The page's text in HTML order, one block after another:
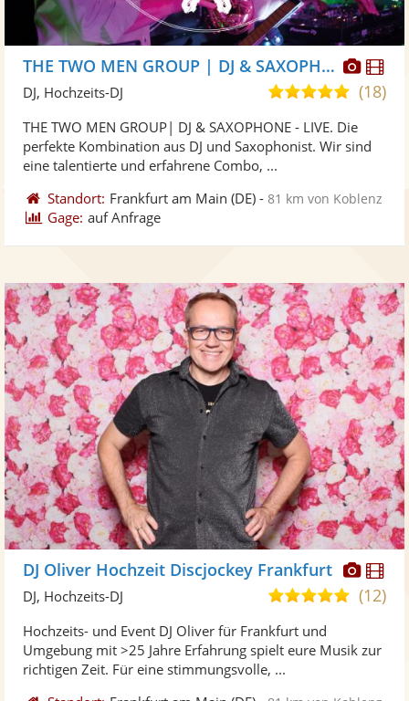
THE TWO MEN GROUP | DJ & SAXOPHONE
5,0
5
(18)
DJ, Hochzeits-DJ
THE TWO MEN GROUP| DJ & SAXOPHONE - LIVE. Die
perfekte Kombination aus DJ und Saxophonist. Wir sind
eine talentierte und erfahrene Combo, ...
Standort: Frankfurt am Main (DE) -81 km von Koblenz
Gage: auf Anfrage
DJ Oliver Hochzeit Discjockey Frankfurt
5,0
5
(12)
DJ, Hochzeits-DJ
Hochzeits- und Event DJ Oliver für Frankfurt und
Umgebung mit >25 Jahre Erfahrung spielt eure Musik zur
richtigen Zeit. Für eine stimmungsvolle, ...